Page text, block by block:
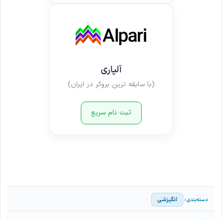
آلپاری
(با سابقه ترین بروکر در ایران)
ثبت نام سریع
انگیزشی